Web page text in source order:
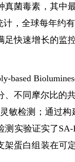
毒素，其中
，全球每年约
快速增长的
不同摩尔比
检测；通过
实验证实了
蛋白组装在